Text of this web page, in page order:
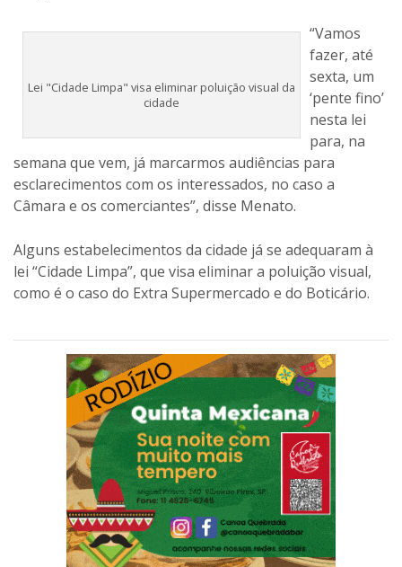
Lei "Cidade Limpa" visa eliminar poluição visual da
cidade
“Vamos
fazer, até
sexta, um
‘pente fino’
nesta lei
para, na
semana que vem, já marcarmos audiências para
esclarecimentos com os interessados, no caso a
Câmara e os comerciantes”, disse Menato.
Alguns estabelecimentos da cidade já se adequaram à
lei “Cidade Limpa”, que visa eliminar a poluição visual,
como é o caso do Extra Supermercado e do Boticário.